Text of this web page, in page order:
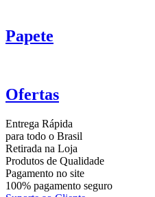
Papete
Ofertas
Entrega Rápida
para todo o Brasil
Retirada na Loja
Produtos de Qualidade
Pagamento no site
100% pagamento seguro